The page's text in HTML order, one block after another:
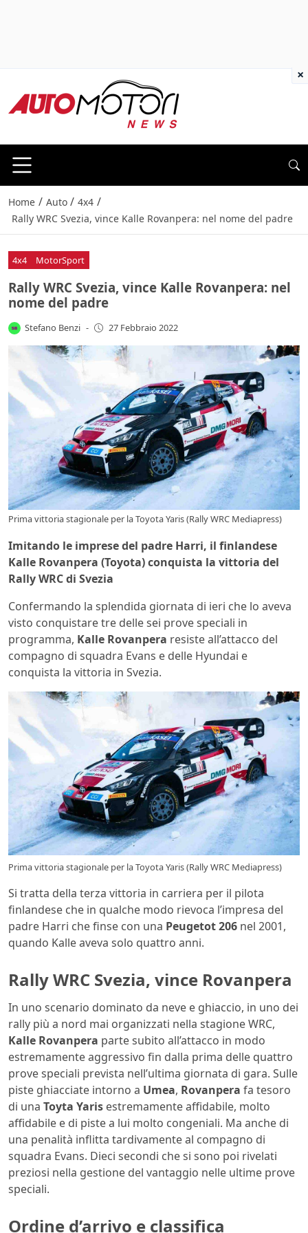
Home / Auto / 4x4 /
Rally WRC Svezia, vince Kalle Rovanpera: nel nome del padre
4x4 MotorSport
Rally WRC Svezia, vince Kalle Rovanpera: nel
nome del padre
Stefano Benzi - 27 Febbraio 2022
Prima vittoria stagionale per la Toyota Yaris (Rally WRC Mediapress)
Imitando le imprese del padre Harri, il finlandese
Kalle Rovanpera (Toyota) conquista la vittoria del
Rally WRC di Svezia
Confermando la splendida giornata di ieri che lo aveva
visto conquistare tre delle sei prove speciali in
programma, Kalle Rovanpera resiste all’attacco del
compagno di squadra Evans e delle Hyundai e
conquista la vittoria in Svezia.
Prima vittoria stagionale per la Toyota Yaris (Rally WRC Mediapress)
Si tratta della terza vittoria in carriera per il pilota
finlandese che in qualche modo rievoca l’impresa del
padre Harri che finse con una Peugetot 206 nel 2001,
quando Kalle aveva solo quattro anni.
Rally WRC Svezia, vince Rovanpera
In uno scenario dominato da neve e ghiaccio, in uno dei
rally più a nord mai organizzati nella stagione WRC,
Kalle Rovanpera parte subito all’attacco in modo
estremamente aggressivo fin dalla prima delle quattro
prove speciali prevista nell’ultima giornata di gara. Sulle
piste ghiacciate intorno a Umea, Rovanpera fa tesoro
di una Toyta Yaris estremamente affidabile, molto
affidabile e di piste a lui molto congeniali. Ma anche di
una penalità inflitta tardivamente al compagno di
squadra Evans. Dieci secondi che si sono poi rivelati
preziosi nella gestione del vantaggio nelle ultime prove
speciali.
Ordine d’arrivo e classifica
×